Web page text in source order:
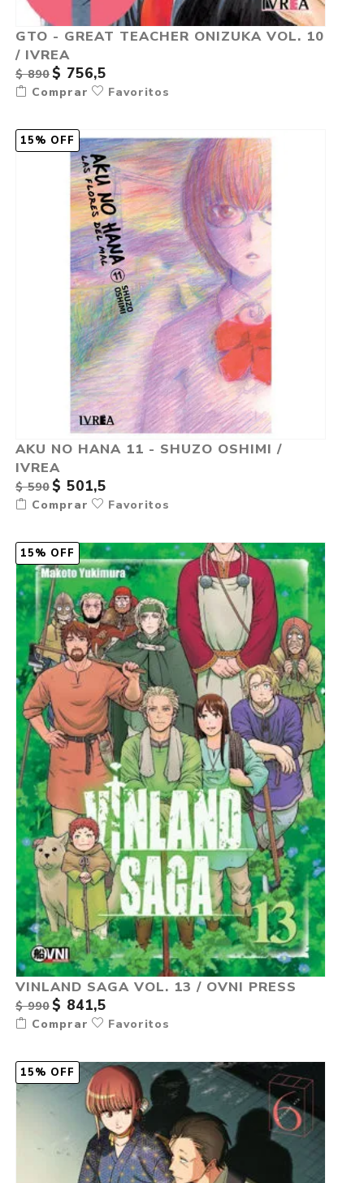
GTO - GREAT TEACHER ONIZUKA VOL. 10
/ IVREA
$ 890 $ 756,5
Comprar Favoritos
15% OFF
AKU NO HANA 11 - SHUZO OSHIMI /
IVREA
$ 590 $ 501,5
Comprar Favoritos
15% OFF
VINLAND SAGA VOL. 13 / OVNI PRESS
$ 990 $ 841,5
Comprar Favoritos
15% OFF